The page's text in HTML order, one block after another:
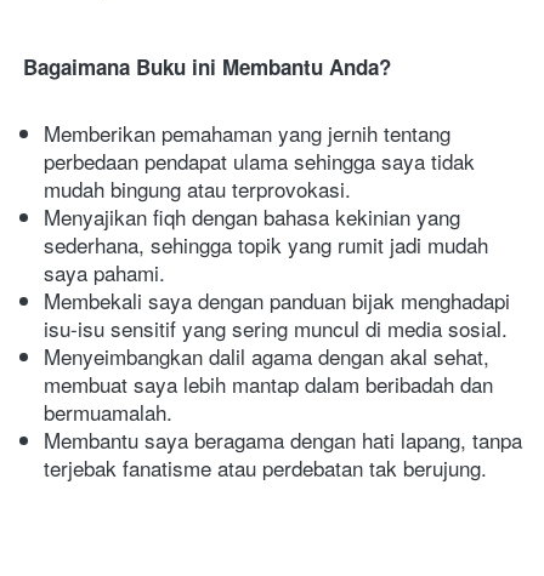
Bagaimana Buku ini Membantu Anda?
Memberikan pemahaman yang jernih tentang
perbedaan pendapat ulama sehingga saya tidak
mudah bingung atau terprovokasi.
Menyajikan fiqh dengan bahasa kekinian yang
sederhana, sehingga topik yang rumit jadi mudah
saya pahami.
Membekali saya dengan panduan bijak menghadapi
isu-isu sensitif yang sering muncul di media sosial.
Menyeimbangkan dalil agama dengan akal sehat,
membuat saya lebih mantap dalam beribadah dan
bermuamalah.
Membantu saya beragama dengan hati lapang, tanpa
terjebak fanatisme atau perdebatan tak berujung.